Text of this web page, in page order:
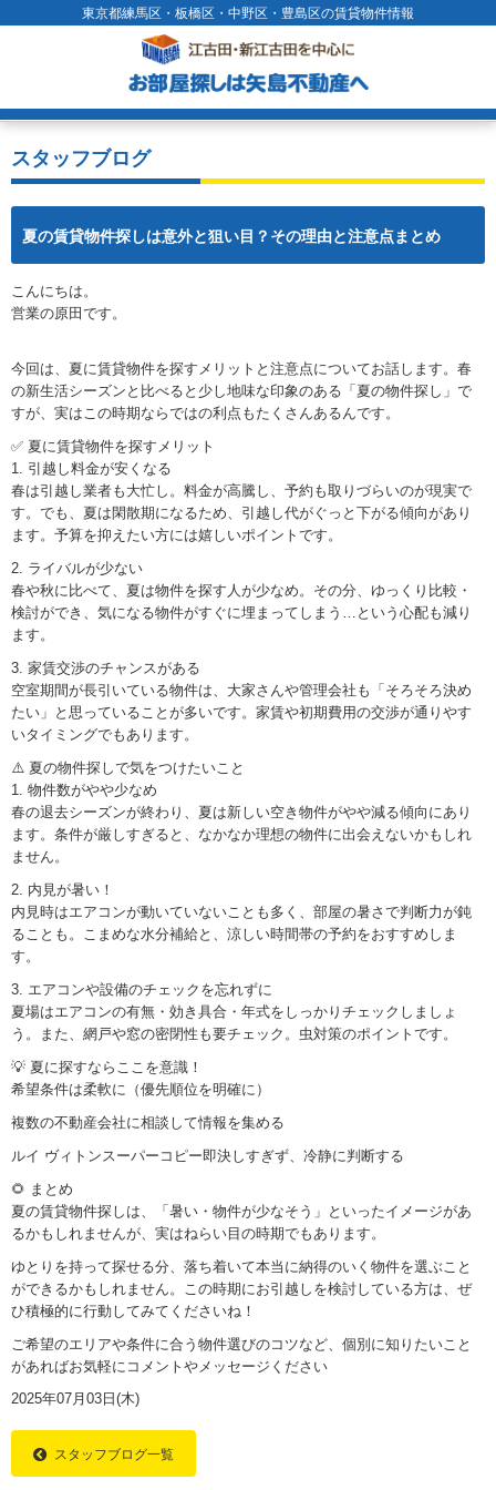
東京都練馬区・板橋区・中野区・豊島区の賃貸物件情報
スタッフブログ
夏の賃貸物件探しは意外と狙い目？その理由と注意点まとめ
こんにちは。
営業の原田です。
今回は、夏に賃貸物件を探すメリットと注意点についてお話します。春
の新生活シーズンと比べると少し地味な印象のある「夏の物件探し」で
すが、実はこの時期ならではの利点もたくさんあるんです。
✅ 夏に賃貸物件を探すメリット
1. 引越し料金が安くなる
春は引越し業者も大忙し。料金が高騰し、予約も取りづらいのが現実で
す。でも、夏は閑散期になるため、引越し代がぐっと下がる傾向があり
ます。予算を抑えたい方には嬉しいポイントです。
2. ライバルが少ない
春や秋に比べて、夏は物件を探す人が少なめ。その分、ゆっくり比較・
検討ができ、気になる物件がすぐに埋まってしまう…という心配も減り
ます。
3. 家賃交渉のチャンスがある
空室期間が長引いている物件は、大家さんや管理会社も「そろそろ決め
たい」と思っていることが多いです。家賃や初期費用の交渉が通りやす
いタイミングでもあります。
⚠️ 夏の物件探しで気をつけたいこと
1. 物件数がやや少なめ
春の退去シーズンが終わり、夏は新しい空き物件がやや減る傾向にあり
ます。条件が厳しすぎると、なかなか理想の物件に出会えないかもしれ
ません。
2. 内見が暑い！
内見時はエアコンが動いていないことも多く、部屋の暑さで判断力が鈍
ることも。こまめな水分補給と、涼しい時間帯の予約をおすすめしま
す。
3. エアコンや設備のチェックを忘れずに
夏場はエアコンの有無・効き具合・年式をしっかりチェックしましょ
う。また、網戸や窓の密閉性も要チェック。虫対策のポイントです。
💡 夏に探すならここを意識！
希望条件は柔軟に（優先順位を明確に）
複数の不動産会社に相談して情報を集める
ルイ ヴィトンスーパーコピー即決しすぎず、冷静に判断する
🌻 まとめ
夏の賃貸物件探しは、「暑い・物件が少なそう」といったイメージがあ
るかもしれませんが、実はねらい目の時期でもあります。
ゆとりを持って探せる分、落ち着いて本当に納得のいく物件を選ぶこと
ができるかもしれません。この時期にお引越しを検討している方は、ぜ
ひ積極的に行動してみてくださいね！
ご希望のエリアや条件に合う物件選びのコツなど、個別に知りたいこと
があればお気軽にコメントやメッセージください
2025年07月03日(木)
スタッフブログ一覧